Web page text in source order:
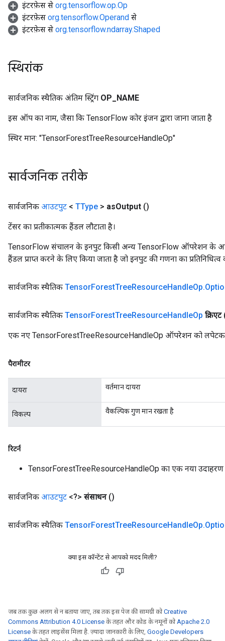
इंटरफ़ेस से org.tensorflow.op.Op
इंटरफ़ेस org.tensorflow.Operand से
इंटरफ़ेस से org.tensorflow.ndarray.Shaped
स्थिरांक
सार्वजनिक स्थैतिक अंतिम स्ट्रिंग OP NAME
इस ऑप का नाम, जैसा कि TensorFlow कोर इंजन द्वारा जाना जाता है
स्थिर मान: "TensorForestTreeResourceHandleOp"
सार्वजनिक तरीके
सार्वजनिक आउटपुट < TType > asOutput ()
टेंसर का प्रतीकात्मक हैंडल लौटाता है।
TensorFlow संचालन के इनपुट किसी अन्य TensorFlow ऑपरेशन के
हैंडल प्राप्त करने के लिए किया जाता है जो इनपुट की गणना का प्रतिनिधित्व
सार्वजनिक स्थैतिक TensorForestTreeResourceHandleOp.
सार्वजनिक स्थैतिक TensorForestTreeResourceHandleOp क्रिएट
एक नए TensorForestTreeResourceHandleOp ऑपरेशन को
पैरामीटर
दायरा वर्तमान दायरा
विकल्प वैकल्पिक गुण मान रखता है
रिटर्न
TensorForestTreeResourceHandleOp का एक नया उदाहरण
सार्वजनिक आउटपुट <?> संसाधन ()
सार्वजनिक स्थैतिक TensorForestTreeResourceHandleOp.
क्या इस कॉन्टेंट से आपको मदद मिली?
जब तक कुछ अलग से न बताया जाए, तब तक इस पेज की सामग्री कोCreative
Commons Attribution 4.0 License के तहत और कोड के नमूनों कोApache 2.0
License के तहत लाइसेंस मिला है. ज़्यादा जानकारी के लिए, Google Developers